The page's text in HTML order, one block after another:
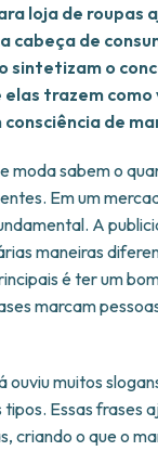
loja de roupas
cabeça de
sintetizam o
elas trazem como
de
moda sabem o
Em um
A
maneiras
é ter um
marcam
muitos
Essas frases
criando o que o